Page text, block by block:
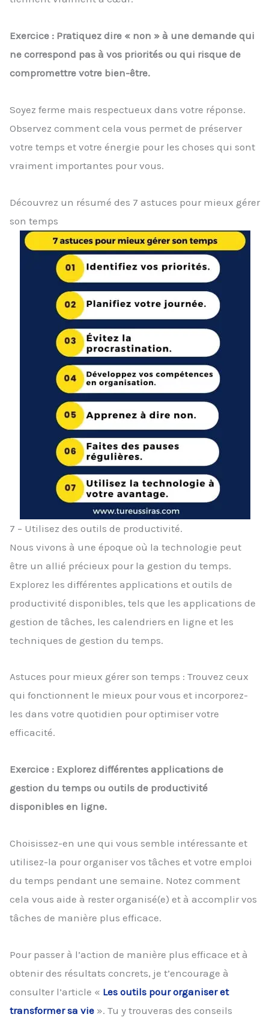
Exercice : Pratiquez dire « non » à une demande qui
ne correspond pas à vos priorités ou qui risque de
compromettre votre bien-être.
Soyez ferme mais respectueux dans votre réponse.
Observez comment cela vous permet de préserver
votre temps et votre énergie pour les choses qui sont
vraiment importantes pour vous.
Découvrez un résumé des 7 astuces pour mieux gérer
son temps
7 – Utilisez des outils de productivité.
Nous vivons à une époque où la technologie peut
être un allié précieux pour la gestion du temps.
Explorez les différentes applications et outils de
productivité disponibles, tels que les applications de
gestion de tâches, les calendriers en ligne et les
techniques de gestion du temps.
Astuces pour mieux gérer son temps : Trouvez ceux
qui fonctionnent le mieux pour vous et incorporez-
les dans votre quotidien pour optimiser votre
efficacité.
Exercice : Explorez différentes applications de
gestion du temps ou outils de productivité
disponibles en ligne.
Choisissez-en une qui vous semble intéressante et
utilisez-la pour organiser vos tâches et votre emploi
du temps pendant une semaine. Notez comment
cela vous aide à rester organisé(e) et à accomplir vos
tâches de manière plus efficace.
Pour passer à l’action de manière plus efficace et à
obtenir des résultats concrets, je t’encourage à
consulter l’article « Les outils pour organiser et
transformer sa vie ». Tu y trouveras des conseils